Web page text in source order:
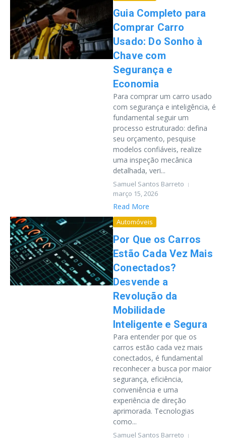
Guia Completo para
Comprar Carro
Usado: Do Sonho à
Chave com
Segurança e
Economia
Para comprar um carro usado
com segurança e inteligência, é
fundamental seguir um
processo estruturado: defina
seu orçamento, pesquise
modelos confiáveis, realize
uma inspeção mecânica
detalhada, veri...
Samuel Santos Barreto
março 15, 2026
Read More
Automóveis
Por Que os Carros
Estão Cada Vez Mais
Conectados?
Desvende a
Revolução da
Mobilidade
Inteligente e Segura
Para entender por que os
carros estão cada vez mais
conectados, é fundamental
reconhecer a busca por maior
segurança, eficiência,
conveniência e uma
experiência de direção
aprimorada. Tecnologias
como...
Samuel Santos Barreto